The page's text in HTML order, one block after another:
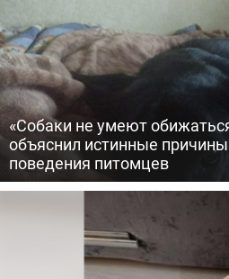
«Собаки не умеют
объяснил истинные
поведения питомцев